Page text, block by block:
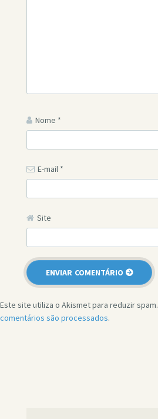
Nome *
E-mail *
Site
Este site utiliza o Akismet para reduzir spam.
comentários são processados.